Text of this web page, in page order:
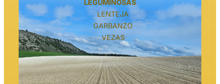
LEGUMINOSAS
LENTEJA
GARBANZO
VEZAS